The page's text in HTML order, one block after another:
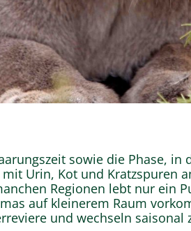
sowie die Phase, in
Urin, Kot und Kratzspuren
Regionen lebt nur ein
auf kleinerem Raum
und wechseln saisonal